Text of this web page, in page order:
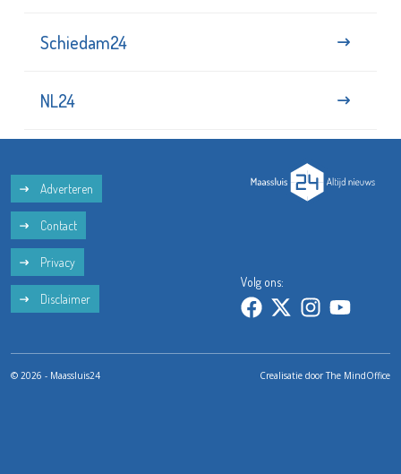
Schiedam24
NL24
Adverteren
Contact
Privacy
Disclaimer
Volg ons:
© 2026 - Maassluis24 Crealisatie doorThe MindOffice